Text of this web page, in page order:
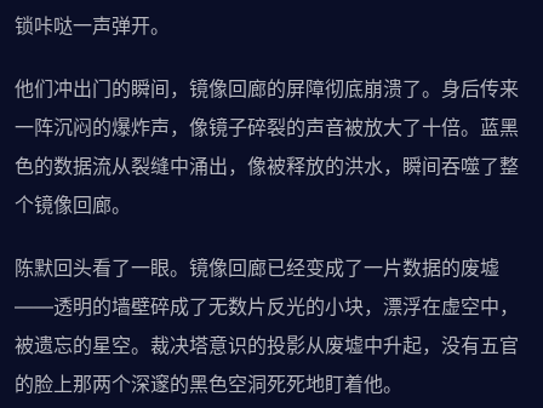
锁咔哒一声弹开。
他们冲出门的瞬间，镜像回廊的屏障彻底崩溃了。身后传来
一阵沉闷的爆炸声，像镜子碎裂的声音被放大了十倍。蓝黑
色的数据流从裂缝中涌出，像被释放的洪水，瞬间吞噬了整
个镜像回廊。
陈默回头看了一眼。镜像回廊已经变成了一片数据的废墟
——透明的墙壁碎成了无数片反光的小块，漂浮在虚空中，
被遗忘的星空。裁决塔意识的投影从废墟中升起，没有五官
的脸上那两个深邃的黑色空洞死死地盯着他。